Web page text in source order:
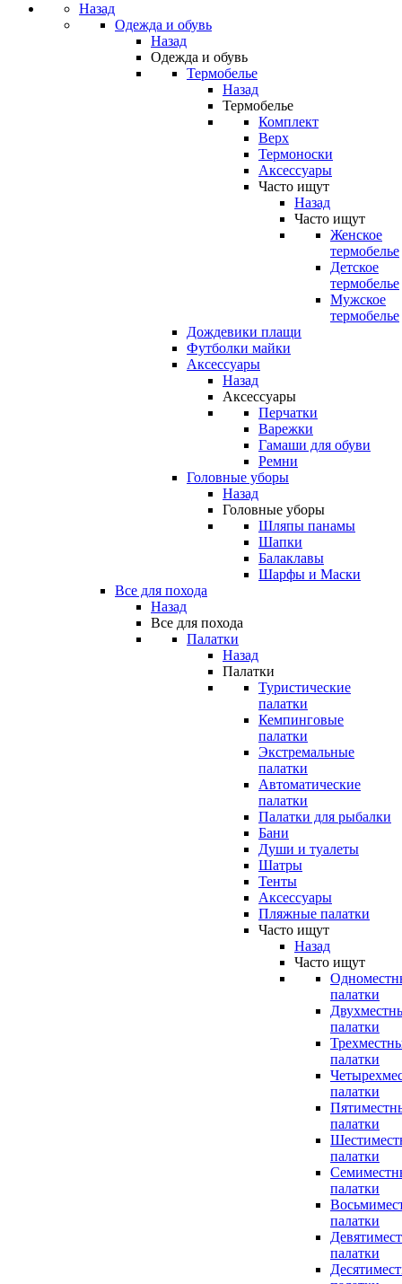
Назад
Одежда и обувь
Назад
Одежда и обувь
Термобелье
Назад
Термобелье
Комплект
Верх
Термоноски
Аксессуары
Часто ищут
Назад
Часто ищут
Женское
термобелье
Детское
термобелье
Мужское
термобелье
Дождевики плащи
Футболки майки
Аксессуары
Назад
Аксессуары
Перчатки
Варежки
Гамаши для обуви
Ремни
Головные уборы
Назад
Головные уборы
Шляпы панамы
Шапки
Балаклавы
Шарфы и Маски
Все для похода
Назад
Все для похода
Палатки
Назад
Палатки
Туристические
палатки
Кемпинговые
палатки
Экстремальные
палатки
Автоматические
палатки
Палатки для рыбалки
Бани
Души и туалеты
Шатры
Тенты
Аксессуары
Пляжные палатки
Часто ищут
Назад
Часто ищут
палатки
палатки
палатки
палатки
палатки
палатки
палатки
палатки
палатки